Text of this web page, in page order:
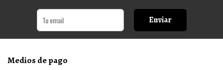
Enviar
Medios de pago